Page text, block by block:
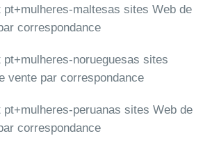
pt+mulheres-maltesas sites Web de
correspondance
pt+mulheres-norueguesas sites
vente par correspondance
pt+mulheres-peruanas sites Web de
correspondance